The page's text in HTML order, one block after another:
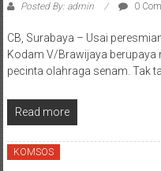
Posted By: admin 0
CB, Surabaya – Usai
Kodam V/Brawijaya berupaya
pecinta olahraga senam. Tak
Read more
KOMSOS